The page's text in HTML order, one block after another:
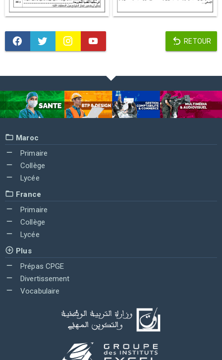
RETOUR
Maroc
Primaire
Collège
Lycée
France
Primaire
Collège
Lycée
Plus
Prépas CPGE
Divertissement
Vocabulaire